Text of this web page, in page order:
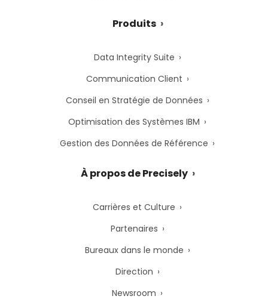
Produits
Data Integrity Suite
Communication Client
Conseil en Stratégie de Données
Optimisation des Systèmes IBM
Gestion des Données de Référence
À propos de Precisely
Carrières et Culture
Partenaires
Bureaux dans le monde
Direction
Newsroom